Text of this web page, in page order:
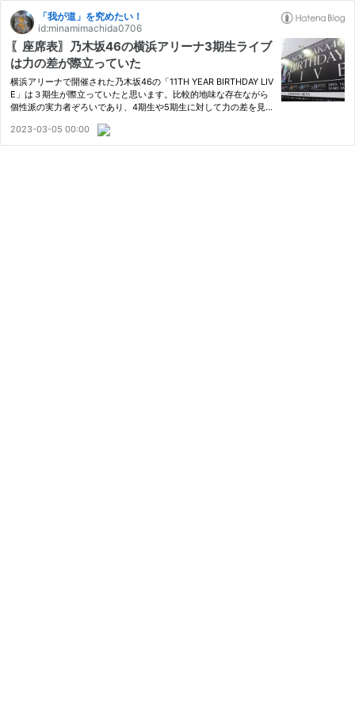
「我が道」を究めたい！
id:minamimachida0706
〖座席表〗乃木坂46の横浜アリーナ3期生ライブ
は力の差が際立っていた
横浜アリーナで開催された乃木坂46の「11TH YEAR BIRTHDAY LIV
E」は３期生が際立っていたと思います。比較的地味な存在ながら
個性派の実力者ぞろいであり、4期生や5期生に対して力の差を見
2023-03-05 00:00